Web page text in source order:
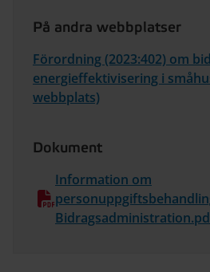
På andra webbplatser
Förordning (2023:402) om
energieffektivisering i
webbplats)
Dokument
Information om